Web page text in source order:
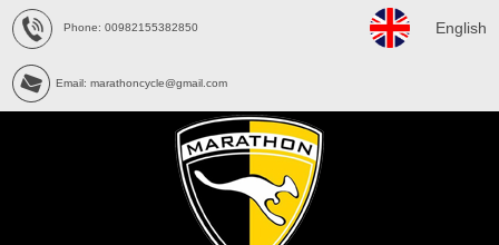
Phone: 00982155382850
Email: marathoncycle@gmail.com
English